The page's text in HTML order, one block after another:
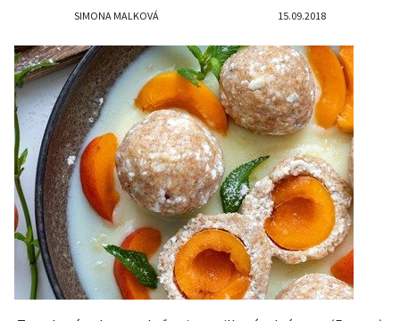
SIMONA MALKOVÁ 15.09.2018